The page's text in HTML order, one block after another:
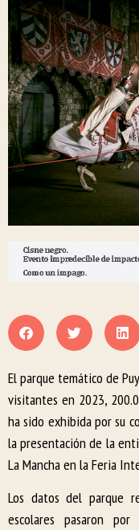
El parque temático de
visitantes en 2023,
ha sido exhibida por su
la presentación de la
La Mancha en la Feria
Los datos del parque
escolares pasaron